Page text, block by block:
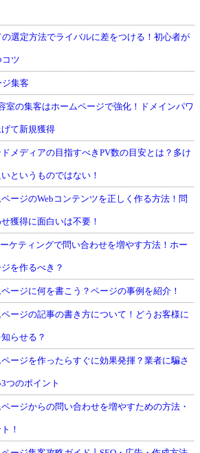
の選定方法でライバルに差をつける！初心者が
ツ
集客
室の集客はホームページで強化！ドメインパワ
て新規獲得
メディアの目指すべきPV数の目安とは？多け
というものではない！
ージのWebコンテンツを正しく作る方法！問
獲得に面白いは不要！
ケティングで問い合わせを増やす方法！ホー
を作るべき？
ージに何を書こう？ページの事例を紹介！
ージの記事の書き方について！どうお客様に
らせる？
ージを作ったらすぐに効果発揮？業者に騙さ
つのポイント
ージからの問い合わせを増やすための方法・
！